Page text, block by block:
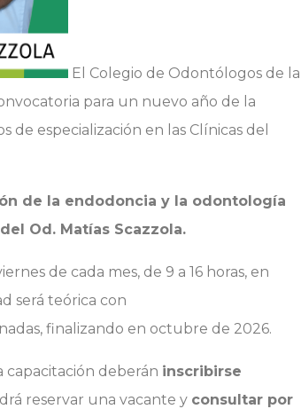
El Colegio de Odontólogos de la
para un nuevo año de la
de especialización en las Clínicas del
de la endodoncia y la odontología
Od. Matías Scazzola.
de cada mes, de 9 a 16 horas, en
será teórica con
finalizando en octubre de 2026.
capacitación deberán inscribirse
reservar una vacante y consultar por